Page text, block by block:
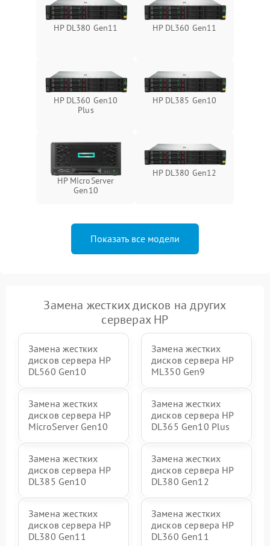
HP DL380 Gen11 HP DL360 Gen11
HP DL360 Gen10
Plus
HP DL385 Gen10
HP MicroServer
Gen10
HP DL380 Gen12
Показать все модели
Замена жестких дисков на других
серверах HP
Замена жестких
дисков сервера HP
DL560 Gen10
Замена жестких
дисков сервера HP
ML350 Gen9
Замена жестких
дисков сервера HP
MicroServer Gen10
Замена жестких
дисков сервера HP
DL365 Gen10 Plus
Замена жестких
дисков сервера HP
DL385 Gen10
Замена жестких
дисков сервера HP
DL380 Gen12
Замена жестких
дисков сервера HP
DL380 Gen11
Замена жестких
дисков сервера HP
DL360 Gen11